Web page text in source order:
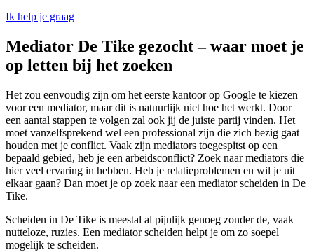
Ik help je graag
Mediator De Tike gezocht – waar moet je
op letten bij het zoeken
Het zou eenvoudig zijn om het eerste kantoor op Google te kiezen
voor een mediator, maar dit is natuurlijk niet hoe het werkt. Door
een aantal stappen te volgen zal ook jij de juiste partij vinden. Het
moet vanzelfsprekend wel een professional zijn die zich bezig gaat
houden met je conflict. Vaak zijn mediators toegespitst op een
bepaald gebied, heb je een arbeidsconflict? Zoek naar mediators die
hier veel ervaring in hebben. Heb je relatieproblemen en wil je uit
elkaar gaan? Dan moet je op zoek naar een mediator scheiden in De
Tike.
Scheiden in De Tike is meestal al pijnlijk genoeg zonder de, vaak
nutteloze, ruzies. Een mediator scheiden helpt je om zo soepel
mogelijk te scheiden.